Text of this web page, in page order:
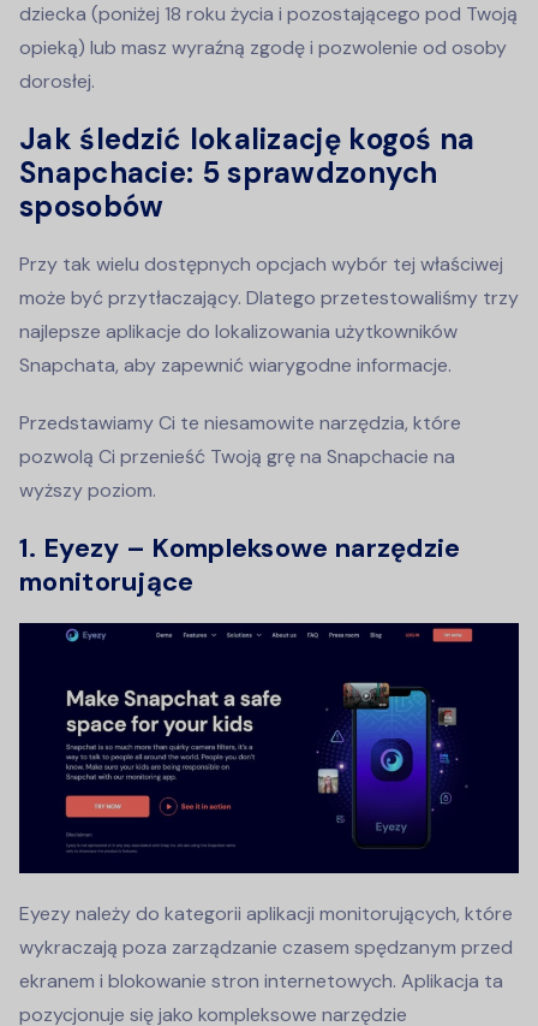
dziecka (poniżej 18 roku życia i pozostającego pod Twoją
opieką) lub masz wyraźną zgodę i pozwolenie od osoby
dorosłej.
Jak śledzić lokalizację kogoś na
Snapchacie: 5 sprawdzonych
sposobów
Przy tak wielu dostępnych opcjach wybór tej właściwej
może być przytłaczający. Dlatego przetestowaliśmy trzy
najlepsze aplikacje do lokalizowania użytkowników
Snapchata, aby zapewnić wiarygodne informacje.
Przedstawiamy Ci te niesamowite narzędzia, które
pozwolą Ci przenieść Twoją grę na Snapchacie na
wyższy poziom.
1. Eyezy – Kompleksowe narzędzie
monitorujące
Eyezy należy do kategorii aplikacji monitorujących, które
wykraczają poza zarządzanie czasem spędzanym przed
ekranem i blokowanie stron internetowych. Aplikacja ta
pozycjonuje się jako kompleksowe narzędzie